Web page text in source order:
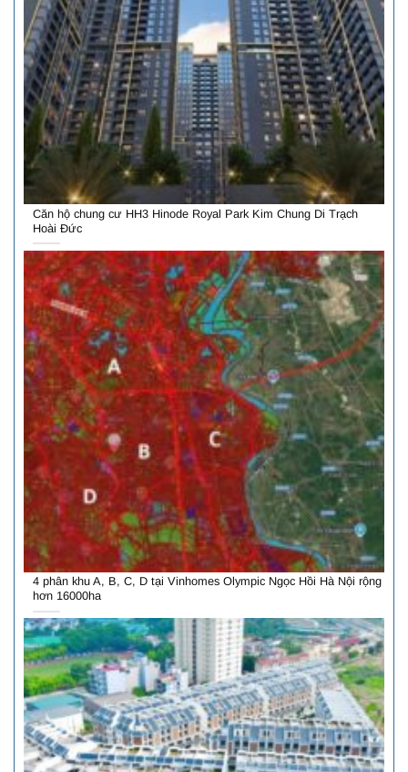
Căn hộ chung cư HH3 Hinode Royal Park Kim Chung Di Trạch
Hoài Đức
4 phân khu A, B, C, D tại Vinhomes Olympic Ngọc Hồi Hà Nội rộng
hơn 16000ha